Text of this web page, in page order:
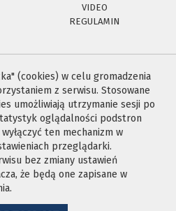
VIDEO
REGULAMIN
(cookies) w celu gromadzenia
z serwisu. Stosowane
umożliwiają utrzymanie sesji po
oglądalności podstron
ten mechanizm w
przeglądarki.
bez zmiany ustawień
że będą one zapisane w